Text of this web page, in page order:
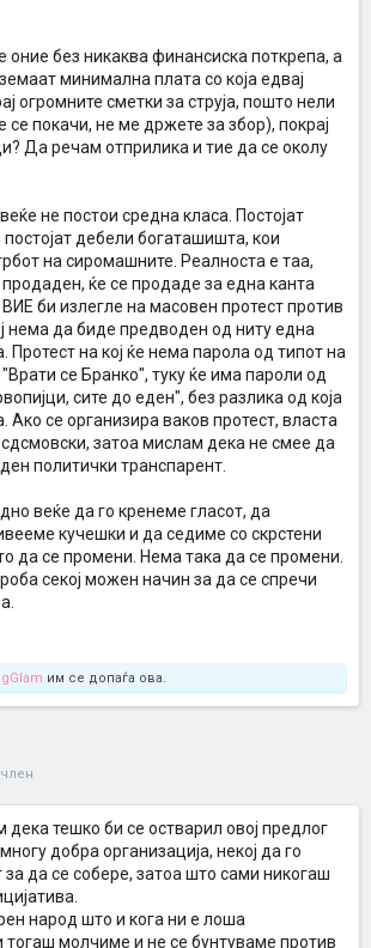
оние без никаква финансиска поткрепа, а
минимална плата со која едвај
огромните сметки за струја, пошто нели
се покачи, не ме држете за збор), покрај
Да речам отприлика и тие да се околу
не постои средна класа. Постојат
дебели богаташишта, кои
на сиромашните. Реалноста е таа,
продаден, ќе се продаде за една канта
би излегле на масовен протест против
нема да биде предводен од ниту една
Протест на кој ќе нема парола од типот на
се Бранко", туку ќе има пароли од
сите до еден", без разлика од која
Ако се организира ваков протест, власта
сдсмовски, затоа мислам дека не смее да
политички транспарент.
веќе да го кренеме гласот, да
кучешки и да седиме со скрстени
да се промени. Нема така да се промени.
секој можен начин за да се спречи
им се допаѓа ова.
дека тешко би се остварил овој предлог
добра организација, некој да го
за да се собере, затоа што сами никогаш
народ што и кога ни е лоша
тогаш молчиме и не се бунтуваме против